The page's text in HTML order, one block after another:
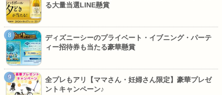
る大量当選LINE懸賞
ディズニーシーのプライベート・イブニング・パーテ
ィー招待券も当たる豪華懸賞
全プレもアリ【ママさん・妊婦さん限定】豪華プレゼ
ントキャンペーン♪